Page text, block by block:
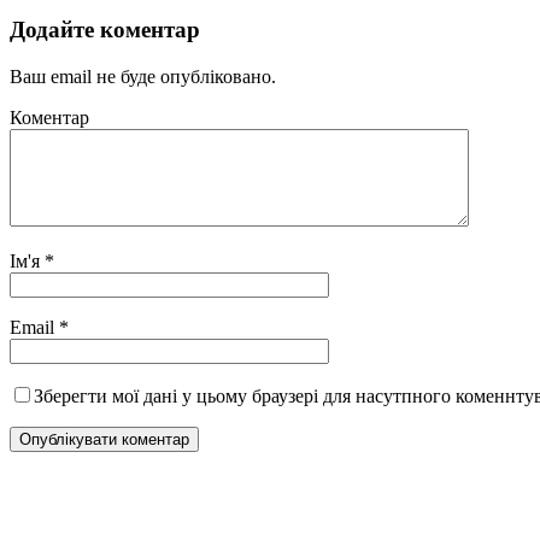
Додайте коментар
Ваш email не буде опубліковано.
Коментар
Ім'я *
Email *
Зберегти мої дані у цьому браузері для насутпного